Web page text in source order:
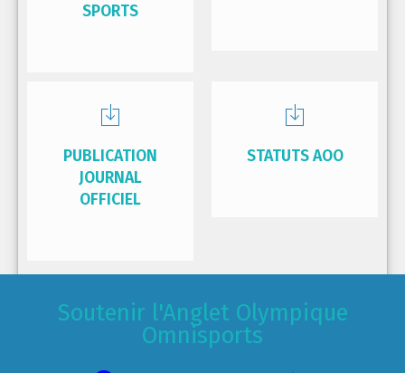
SPORTS
PUBLICATION
JOURNAL
OFFICIEL
STATUTS AOO
Soutenir l'Anglet Olympique
Omnisports